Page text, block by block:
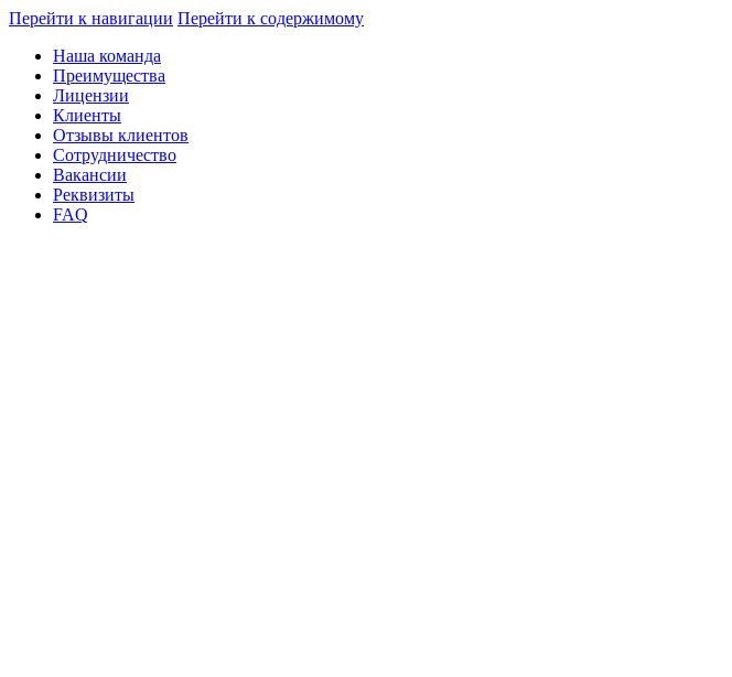
Перейти к навигации Перейти к содержимому
Наша команда
Преимущества
Лицензии
Клиенты
Отзывы клиентов
Сотрудничество
Вакансии
Реквизиты
FAQ